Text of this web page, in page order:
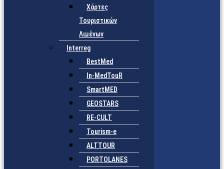
Χάρτες
Τουριστικών
Λιμένων
Interreg
BestMed
In-MedTouR
SmartMED
GEOSTARS
RE-CULT
Tourism-e
ALTTOUR
PORTOLANES